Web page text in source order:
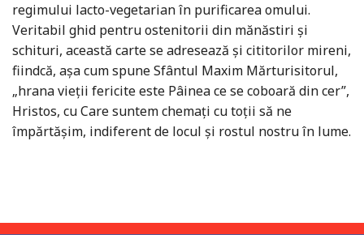
regimului lacto-vegetarian în purificarea omului.
Veritabil ghid pentru ostenitorii din mănăstiri şi
schituri, această carte se adresează şi cititorilor mireni,
fiindcă, aşa cum spune Sfântul Maxim Mărturisitorul,
„hrana vieţii fericite este Pâinea ce se coboară din cer”,
Hristos, cu Care suntem chemaţi cu toţii să ne
împărtăşim, indiferent de locul şi rostul nostru în lume.